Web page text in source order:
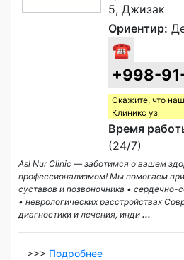
5, Джизак
Ориентир:
☎
+998-
Скажите, что
Клиникс уз
Время
(24/7)
Asl Nur Clinic — заботимся о вашем
профессионализмом! Мы помогаем
суставов и позвоночника • сердечно-
• неврологических расстройствах
диагностики и лечения, инди ...
>>> Подробнее